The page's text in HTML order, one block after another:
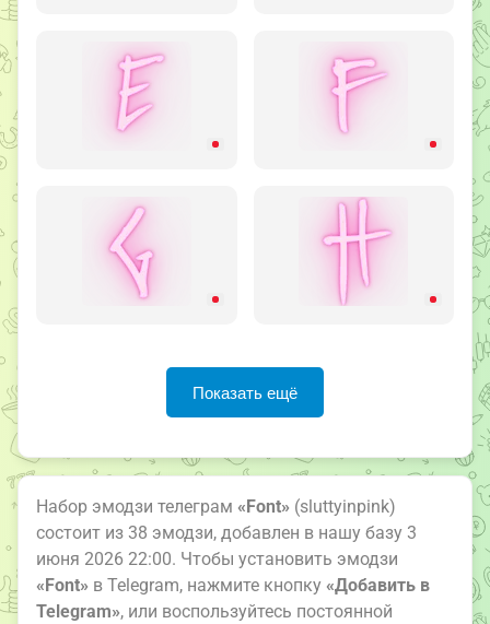
Показать ещё
Набор эмодзи телеграм «Font» (sluttyinpink)
состоит из 38 эмодзи, добавлен в нашу базу 3
июня 2026 22:00. Чтобы установить эмодзи
«Font» в Telegram, нажмите кнопку «Добавить в
Telegram», или воспользуйтесь постоянной